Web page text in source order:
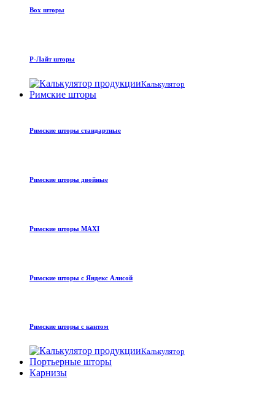
Box шторы
Р-Лайт шторы
Калькулятор
Римские шторы
Римские шторы стандартные
Римские шторы двойные
Римские шторы MAXI
Римские шторы с Яндекс Алисой
Римские шторы с кантом
Калькулятор
Портьерные шторы
Карнизы